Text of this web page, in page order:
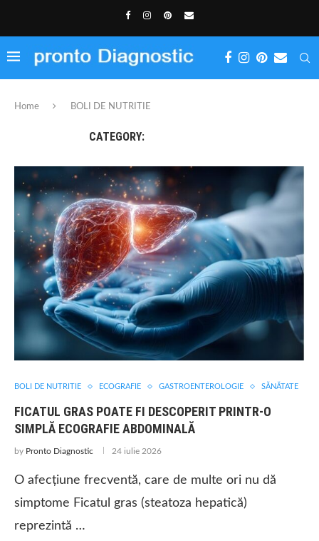
Home BOLI DE NUTRITIE
CATEGORY:
BOLI DE NUTRITIE ECOGRAFIE GASTROENTEROLOGIE SĂNĂTATE
FICATUL GRAS POATE FI DESCOPERIT PRINTR-O
SIMPLĂ ECOGRAFIE ABDOMINALĂ
by Pronto Diagnostic 24 iulie 2026
O afecțiune frecventă, care de multe ori nu dă
simptome Ficatul gras (steatoza hepatică)
reprezintă …